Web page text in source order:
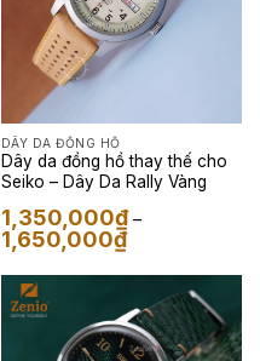
DÂY DA ĐỒNG HỒ
Dây da đồng hồ thay thế cho
Seiko – Dây Da Rally Vàng
1,350,000₫ –
1,650,000₫Khoảng
giá:
1,650,000₫